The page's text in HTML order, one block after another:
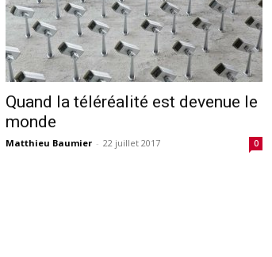
Quand la téléréalité est devenue le
monde
Matthieu Baumier - 22 juillet 2017 0